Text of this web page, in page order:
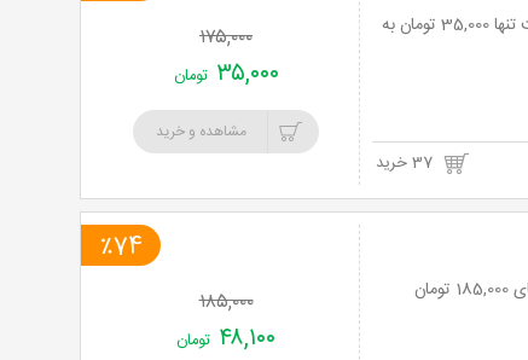
دوره آموزش Photoshop مقدماتی در آموزشگاه پارسایان توحید با 80% تخفیف و پرداخت تنها 35,000 تومان به
37 خرید
۱۷۵,۰۰۰
۳۵,۰۰۰ تومان
مشاهده و خرید
٪74
۱۸۵,۰۰۰
۴۸,۱۰۰ تومان